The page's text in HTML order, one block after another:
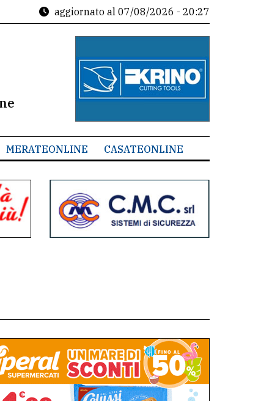
aggiornato al 07/08/2026 - 20:27
MERATEONLINE CASATEONLINE